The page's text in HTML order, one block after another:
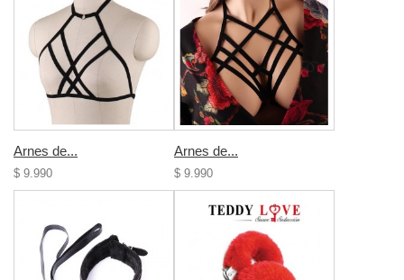
Arnes de...
$ 9.990
Arnes de...
$ 9.990